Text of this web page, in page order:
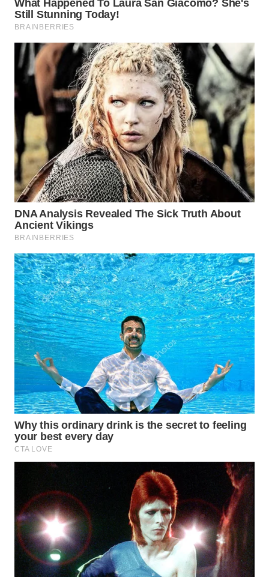
WN
INDRAMAYU
WN
KUNINGAN
WN
MAJALENGKA
WN
SUBANG
WN
SUKABUMI
WN
WN
PRIANGAN
TIMUR
WN
SEMARANG
WN
SOLO
WN
BOROBUDUR
WN
SURABAYA
WN
NATUNA